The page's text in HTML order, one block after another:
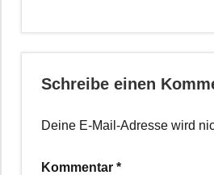
Schreibe einen
Deine E-Mail-Adresse wird
Kommentar *